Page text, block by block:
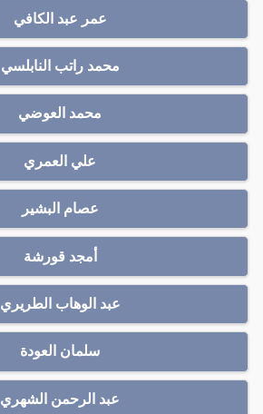
عمر عبد الكافي
محمد راتب النابلسي
محمد العوضي
علي العمري
عصام البشير
أمجد قورشة
عبد الوهاب الطريري
سلمان العودة
عبد الرحمن الشهري